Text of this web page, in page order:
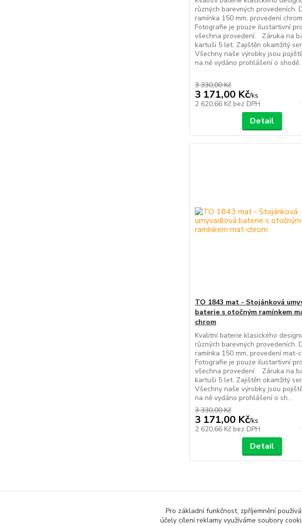
různých barevných provedeních.
ramínka 150 mm, provedení
Fotografie je pouze ilustartivní pro
všechna provedení. Záruka na
kartuši 5 let. Zajištěn okamžitý
Všechny naše výrobky jsou
na ně vydáno prohlášení o shodě.
3 330,00 Kč
3 171,00 Kč/ks
2 620,66 Kč bez DPH
Detail
TO 1843 mat - Stojánková
baterie s otočným ramínkem
chrom
Kvalitní baterie klasického
různých barevných provedeních.
ramínka 150 mm, provedení mat-
Fotografie je pouze ilustartivní pro
všechna provedení. Záruka na
kartuši 5 let. Zajištěn okamžitý
Všechny naše výrobky jsou
na ně vydáno prohlášení o sh...
3 330,00 Kč
3 171,00 Kč/ks
2 620,66 Kč bez DPH
Detail
Pro základní funkčnost, zpříjemnění
účely cílení reklamy využíváme soubory